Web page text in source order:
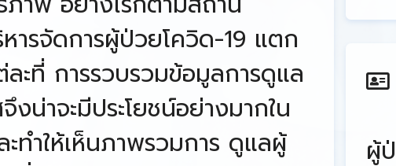
ารจัดการผู้ป่วยโควิด-19 แตก
ะที่ การรวบรวมข้อมูลการดูแล
น่าจะมีประโยชน์อย่างมากใน
ทำให้เห็นภาพรวมการ ดูแลผู้
ผู้